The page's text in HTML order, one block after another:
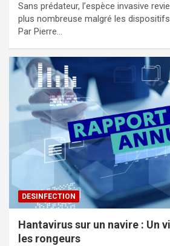
Sans prédateur, l’espèce invasive
plus nombreuse malgré les
Par Pierre…
DESINFECTION
Hantavirus sur un navire : Un
les rongeurs